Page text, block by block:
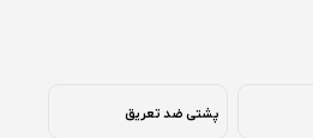
پشتی ضد تعریق